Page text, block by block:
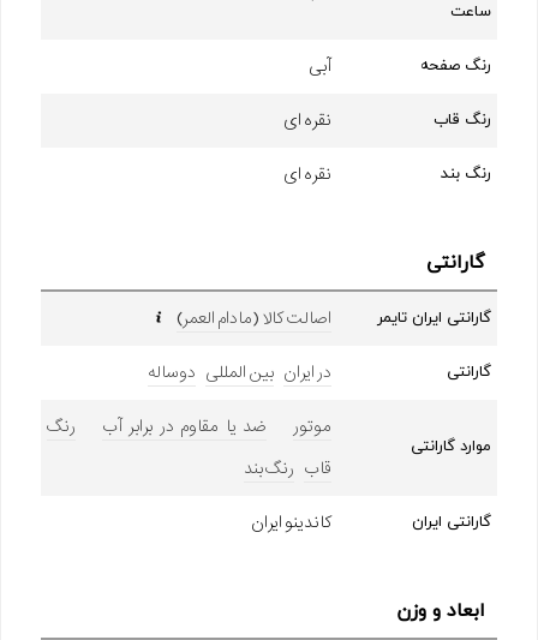
ساعت
رنگ صفحه آبی
رنگ قاب نقره ای
رنگ بند نقره ای
گارانتی
گارانتی ایران تایمر اصالت کالا (مادام العمر)
گارانتی در ایران بین المللی دوساله
موارد گارانتی
موتور ضد یا مقاوم در برابر آب
رنگ
قاب رنگ بند
گارانتی ایران کاندینو ایران
ابعاد و وزن